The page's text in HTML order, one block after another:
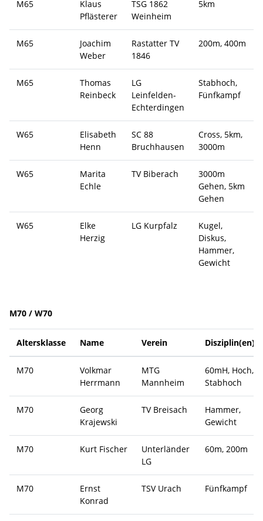
M65
Klaus
Pflästerer
TSG 1862
Weinheim
5km
M65
Joachim
Weber
Rastatter TV
1846
200m, 400m
M65
Thomas
Reinbeck
LG
Leinfelden-
Echterdingen
Stabhoch,
Fünfkampf
W65
Elisabeth
Henn
SC 88
Bruchhausen
Cross, 5km,
3000m
W65
Marita
Echle
TV Biberach
3000m
Gehen, 5km
Gehen
W65
Elke
Herzig
LG Kurpfalz
Kugel,
Diskus,
Hammer,
Gewicht
M70 / W70
Altersklasse Name Verein Disziplin(en)
M70
Volkmar
Herrmann
MTG
Mannheim
60mH, Hoch,
Stabhoch
M70
Georg
Krajewski
TV Breisach
Hammer,
Gewicht
M70 Kurt Fischer
Unterländer
LG
60m, 200m
M70
Ernst
Konrad
TSV Urach Fünfkampf